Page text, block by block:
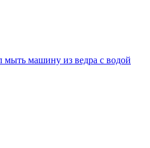
мыть машину из ведра с водой